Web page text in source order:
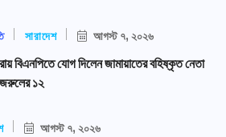
সারাদেশ আগস্ট ৭, ২০২৬
বিএনপিতে যোগ দিলেন জামায়াতের বহিষ্কৃত নেতা
১২
আগস্ট ৭, ২০২৬